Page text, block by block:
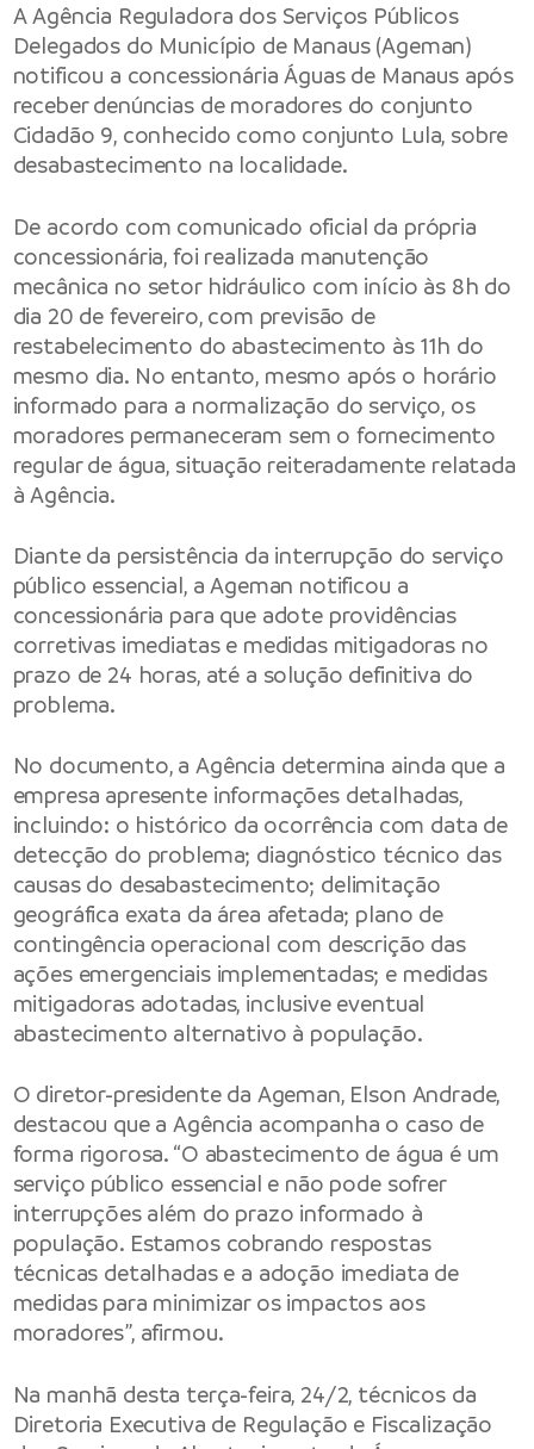
A Agência Reguladora dos Serviços Públicos
Delegados do Município de Manaus (Ageman)
notificou a concessionária Águas de Manaus após
receber denúncias de moradores do conjunto
Cidadão 9, conhecido como conjunto Lula, sobre
desabastecimento na localidade.
De acordo com comunicado oficial da própria
concessionária, foi realizada manutenção
mecânica no setor hidráulico com início às 8h do
dia 20 de fevereiro, com previsão de
restabelecimento do abastecimento às 11h do
mesmo dia. No entanto, mesmo após o horário
informado para a normalização do serviço, os
moradores permaneceram sem o fornecimento
regular de água, situação reiteradamente relatada
à Agência.
Diante da persistência da interrupção do serviço
público essencial, a Ageman notificou a
concessionária para que adote providências
corretivas imediatas e medidas mitigadoras no
prazo de 24 horas, até a solução definitiva do
problema.
No documento, a Agência determina ainda que a
empresa apresente informações detalhadas,
incluindo: o histórico da ocorrência com data de
detecção do problema; diagnóstico técnico das
causas do desabastecimento; delimitação
geográfica exata da área afetada; plano de
contingência operacional com descrição das
ações emergenciais implementadas; e medidas
mitigadoras adotadas, inclusive eventual
abastecimento alternativo à população.
O diretor-presidente da Ageman, Elson Andrade,
destacou que a Agência acompanha o caso de
forma rigorosa. “O abastecimento de água é um
serviço público essencial e não pode sofrer
interrupções além do prazo informado à
população. Estamos cobrando respostas
técnicas detalhadas e a adoção imediata de
medidas para minimizar os impactos aos
moradores”, afirmou.
Na manhã desta terça-feira, 24/2, técnicos da
Diretoria Executiva de Regulação e Fiscalização